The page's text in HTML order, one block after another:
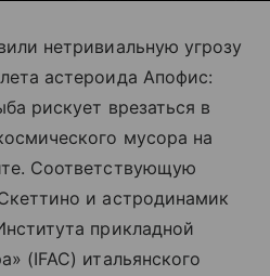
нетривиальную угрозу
астероида Апофис:
рискует врезаться в
мусора на
Соответствующую
и астродинамик
прикладной
(IFAC) итальянского